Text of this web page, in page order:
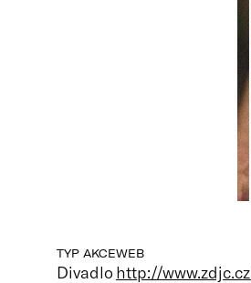
TYP AKCE
Divadlo
WEB
http://